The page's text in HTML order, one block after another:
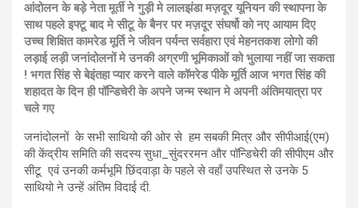
आंदोलन के बड़े नेता मूर्ती ने गुड़ी मे लालझंडा मज़दूर यूनियन की स्थापना के
साथ पहले इफ्टू बाद मे सीटू के बैनर पर मज़दूर संघर्षो को नए आयाम दिए
उच्च शिक्षित कामरेड मूर्ति ने जीवन पर्यन्त सर्वहारा एवं मेहनतकश लोगो की
लड़ाई लड़ी जनांदोलनों मे उनकी अग्रणी भूमिकाओं को भुलाया नहीं जा सकता
! भगत सिंह से बेइंतहा प्यार करने वाले कॉमरेड पीके मूर्ति आज भगत सिंह की
शहादत के दिन ही पॉन्डिचेरी के अपने जन्म स्थान मे अपनी अंतिमयात्रा पर
चले गए
जनांदोलनों के सभी साथियो की ओर से हम सबकी मित्र और सीपीआई(एम)
की केंद्रीय समिति की सदस्य सुधा_सुंदररमन और पॉन्डिचेरी की सीपीएम और
सीटू एवं उनकी कर्मभूमि छिंदवाड़ा के पहले से वहाँ उपस्थित से उनके 5
साथियो ने उन्हें अंतिम विदाई दी.